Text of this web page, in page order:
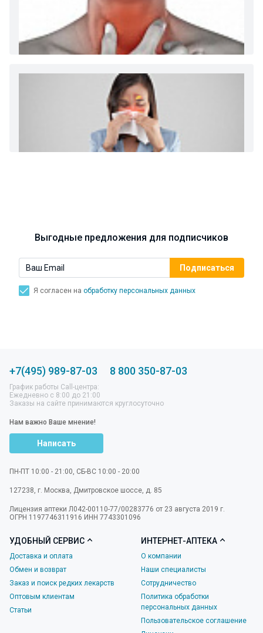
Диета 7 стол при заболеваниях почек (острый и
Ларингит: все о ларингите и его лечении. Как
спасти свой голос.
Выгодные предложения для подписчиков
Я согласен на обработку персональных данных
+7(495) 989-87-03 8 800 350-87-03
График работы Call-центра:
Ежедневно с 8:00 до 21:00
Заказы на сайте принимаются круглосуточно
Нам важно Ваше мнение!
Написать
ПН-ПТ 10:00 - 21:00, СБ-ВС 10:00 - 20:00
127238 г. Москва Дмитровское шоссе, д. 85
Лицензия аптеки Л042-00110-77/00283776 от 23 августа 2019 г.
ОГРН 1197746311916 ИНН 7743301096
УДОБНЫЙ СЕРВИС
Доставка и оплата
Обмен и возврат
Заказ и поиск редких лекарств
Оптовым клиентам
Статьи
ИНТЕРНЕТ-АПТЕКА
О компании
Наши специалисты
Сотрудничество
Политика обработки
персональных данных
Пользовательское соглашение